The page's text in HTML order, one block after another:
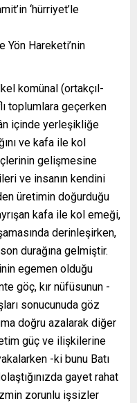
‘hürriyet’le
Yön Hareketi’nin
komünal (ortakçıl-
toplumlara geçerken
içinde yerleşikliğe
ve kafa ile kol
gelişmesine
ve insanın kendini
üretimin doğurduğu
kafa ile kol emeği,
derinleşirken,
durağına gelmiştir.
egemen olduğu
göç, kır nüfüsunun -
sonucunuda göz
doğru azalarak diğer
güç ve ilişkilerine
-ki bunu Batı
gayet rahat
zorunlu işsizler